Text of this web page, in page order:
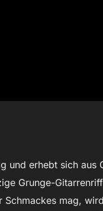
und erhebt sich aus
Grunge-
Schmackes mag,